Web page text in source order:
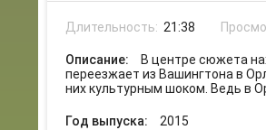
Длительность: 21:38
Описание:
В центре сюжета
переезжает из Вашингтона в
них культурным шоком. Ведь в
Год выпуска: 2015